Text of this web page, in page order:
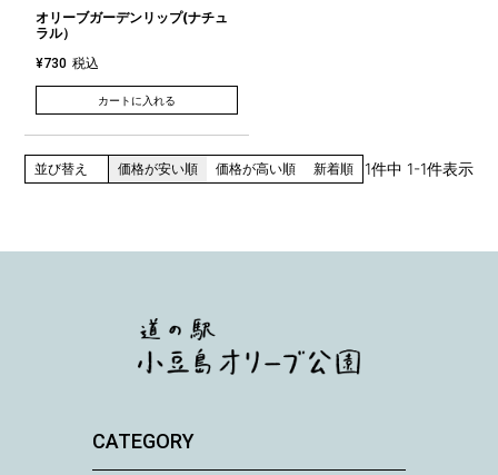
オリーブガーデンリップ(ナチュ
ラル）
¥730 税込
カートに入れる
並び替え 価格が安い順 価格が高い順 新着順 1件中 1-1件表示
CATEGORY